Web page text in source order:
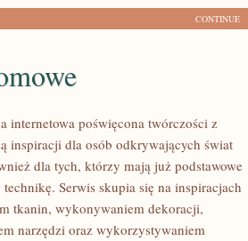
CONTINUE
internetowa poświęcona twórczości z
inspiracji dla osób odkrywających świat
dla tych, którzy mają już podstawowe
Serwis skupia się na inspiracjach
tkanin, wykonywaniem dekoracji,
narzędzi oraz wykorzystywaniem